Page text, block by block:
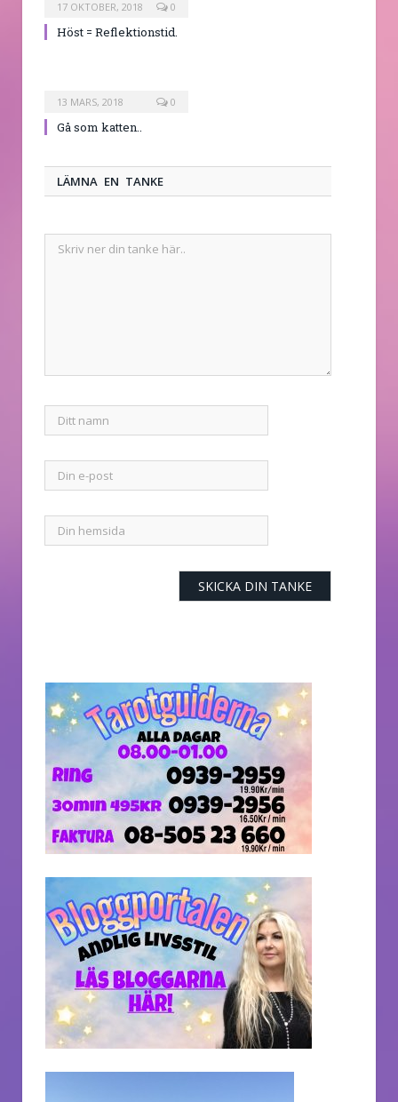
17 OKTOBER, 2018 0
Höst = Reflektionstid.
13 MARS, 2018 0
Gå som katten..
LÄMNA EN TANKE